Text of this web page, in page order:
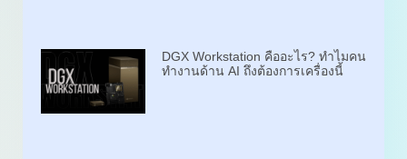
DGX Workstation คืออะไร? ทำไมคน
ทำงานด้าน AI ถึงต้องการเครื่องนี้